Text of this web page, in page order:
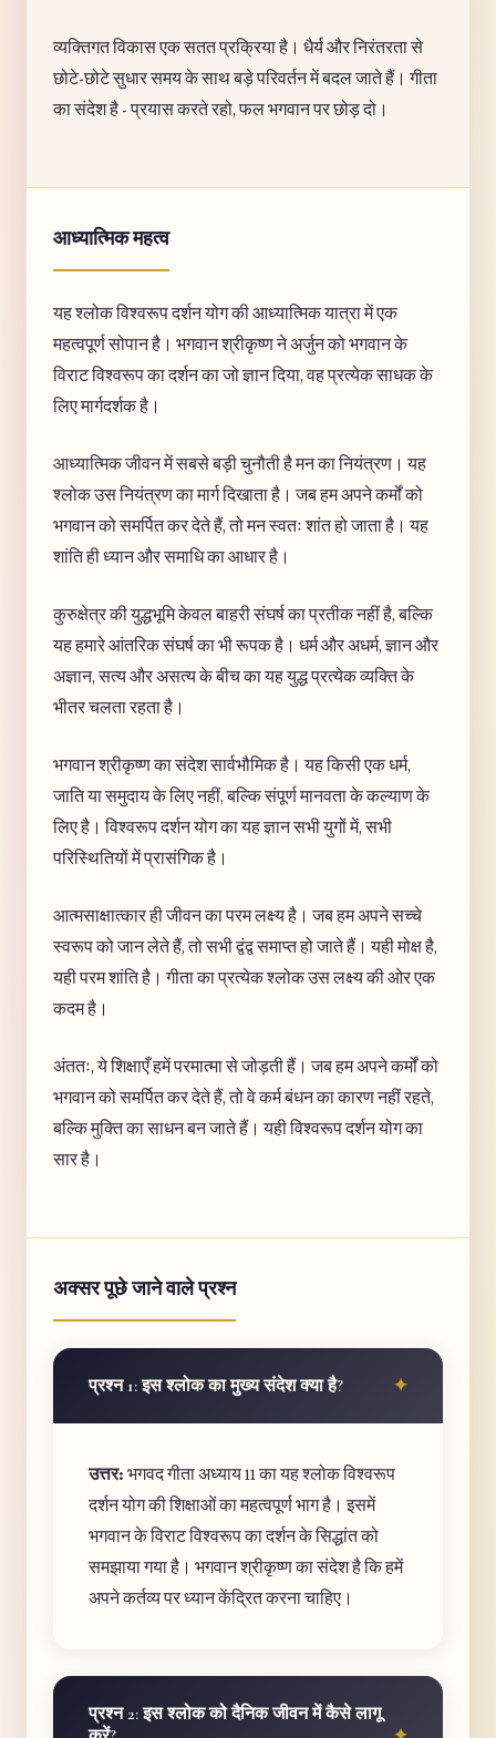
व्यक्तिगत विकास एक सतत प्रक्रिया है। धैर्य और निरंतरता से
छोटे-छोटे सुधार समय के साथ बड़े परिवर्तन में बदल जाते हैं। गीता
का संदेश है - प्रयास करते रहो, फल भगवान पर छोड़ दो।
आध्यात्मिक महत्व
यह श्लोक विश्वरूप दर्शन योग की आध्यात्मिक यात्रा में एक
महत्वपूर्ण सोपान है। भगवान श्रीकृष्ण ने अर्जुन को भगवान के
विराट विश्वरूप का दर्शन का जो ज्ञान दिया, वह प्रत्येक साधक के
लिए मार्गदर्शक है।
आध्यात्मिक जीवन में सबसे बड़ी चुनौती है मन का नियंत्रण। यह
श्लोक उस नियंत्रण का मार्ग दिखाता है। जब हम अपने कर्मों को
भगवान को समर्पित कर देते हैं, तो मन स्वतः शांत हो जाता है। यह
शांति ही ध्यान और समाधि का आधार है।
कुरुक्षेत्र की युद्धभूमि केवल बाहरी संघर्ष का प्रतीक नहीं है, बल्कि
यह हमारे आंतरिक संघर्ष का भी रूपक है। धर्म और अधर्म, ज्ञान और
अज्ञान, सत्य और असत्य के बीच का यह युद्ध प्रत्येक व्यक्ति के
भीतर चलता रहता है।
भगवान श्रीकृष्ण का संदेश सार्वभौमिक है। यह किसी एक धर्म,
जाति या समुदाय के लिए नहीं, बल्कि संपूर्ण मानवता के कल्याण के
लिए है। विश्वरूप दर्शन योग का यह ज्ञान सभी युगों में, सभी
परिस्थितियों में प्रासंगिक है।
आत्मसाक्षात्कार ही जीवन का परम लक्ष्य है। जब हम अपने सच्चे
स्वरूप को जान लेते हैं, तो सभी द्वंद्व समाप्त हो जाते हैं। यही मोक्ष है,
यही परम शांति है। गीता का प्रत्येक श्लोक उस लक्ष्य की ओर एक
कदम है।
अंततः, ये शिक्षाएँ हमें परमात्मा से जोड़ती हैं। जब हम अपने कर्मों को
भगवान को समर्पित कर देते हैं, तो वे कर्म बंधन का कारण नहीं रहते,
बल्कि मुक्ति का साधन बन जाते हैं। यही विश्वरूप दर्शन योग का
सार है।
अक्सर पूछे जाने वाले प्रश्न
प्रश्न 1: इस श्लोक का मुख्य संदेश क्या है?
उत्तर: भगवद गीता अध्याय 11 का यह श्लोक विश्वरूप
दर्शन योग की शिक्षाओं का महत्वपूर्ण भाग है। इसमें
भगवान के विराट विश्वरूप का दर्शन के सिद्धांत को
समझाया गया है। भगवान श्रीकृष्ण का संदेश है कि हमें
अपने कर्तव्य पर ध्यान केंद्रित करना चाहिए।
प्रश्न 2: इस श्लोक को दैनिक जीवन में कैसे लागू